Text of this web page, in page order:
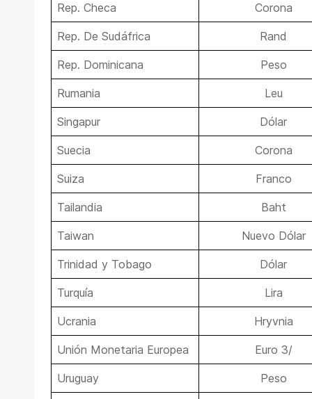
Rep. Checa Corona
Rep. De Sudáfrica Rand
Rep. Dominicana Peso
Rumania Leu
Singapur Dólar
Suecia Corona
Suiza Franco
Tailandia Baht
Taiwan Nuevo Dólar
Trinidad y Tobago Dólar
Turquía Lira
Ucrania Hryvnia
Unión Monetaria Europea Euro 3/
Uruguay Peso